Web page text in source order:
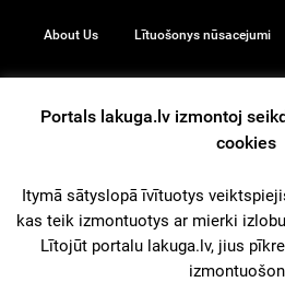
About Us Lītuošonys nūsacejumi
© 2026
iz
Portals lakuga.lv izmontoj
cookies
Itymā sātyslopā īvītuotys
kas teik izmontuotys ar mierki
Lītojūt portalu lakuga.lv, jius